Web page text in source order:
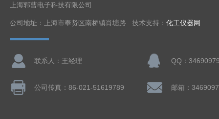
上海郓曹电子科技有限公司
公司地址：上海市奉贤区南桥镇肖塘路 技术支持： 化工仪器网
联系人：王经理 QQ：
公司传真：86-021-51619789 邮箱：